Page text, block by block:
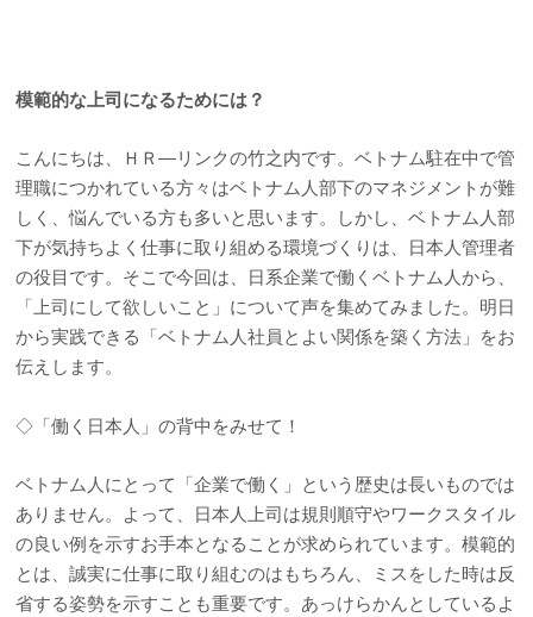
模範的な上司になるためには？
こんにちは、ＨＲ―リンクの竹之内です。ベトナム駐在中で管
理職につかれている方々はベトナム人部下のマネジメントが難
しく、悩んでいる方も多いと思います。しかし、ベトナム人部
下が気持ちよく仕事に取り組める環境づくりは、日本人管理者
の役目です。そこで今回は、日系企業で働くベトナム人から、
「上司にして欲しいこと」について声を集めてみました。明日
から実践できる「ベトナム人社員とよい関係を築く方法」をお
伝えします。
◇「働く日本人」の背中をみせて！
ベトナム人にとって「企業で働く」という歴史は長いものでは
ありません。よって、日本人上司は規則順守やワークスタイル
の良い例を示すお手本となることが求められています。模範的
とは、誠実に仕事に取り組むのはもちろん、ミスをした時は反
省する姿勢を示すことも重要です。あっけらかんとしているよ